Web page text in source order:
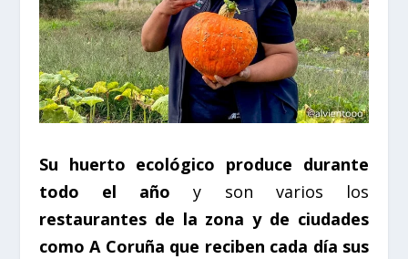
Su huerto ecológico produce durante
todo el año y son varios los
restaurantes de la zona y de ciudades
como A Coruña que reciben cada día sus